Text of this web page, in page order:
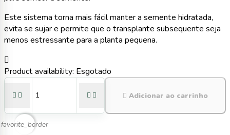
Este sistema torna mais fácil manter a semente hidratada,
evita se sujar e permite que o transplante subsequente seja
menos estressante para a planta pequena.

Product availability: Esgotado
     Adicionar ao carrinho
favorite_border